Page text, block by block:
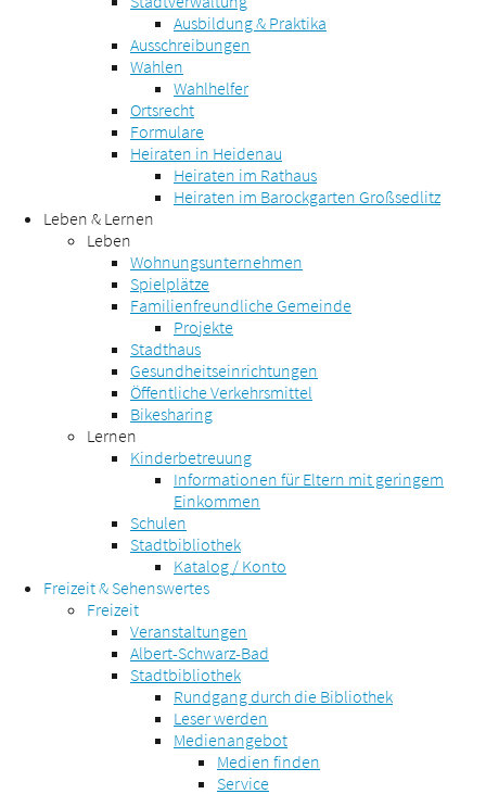
Ausbildung & Praktika
Ausschreibungen
Wahlen
Wahlhelfer
Ortsrecht
Formulare
Heiraten in Heidenau
Heiraten im Rathaus
Heiraten im Barockgarten Großsedlitz
Leben & Lernen
Leben
Wohnungsunternehmen
Spielplätze
Familienfreundliche Gemeinde
Projekte
Stadthaus
Gesundheitseinrichtungen
Öffentliche Verkehrsmittel
Bikesharing
Lernen
Kinderbetreuung
Informationen für Eltern mit geringem
Einkommen
Schulen
Stadtbibliothek
Katalog / Konto
Freizeit & Sehenswertes
Freizeit
Veranstaltungen
Albert-Schwarz-Bad
Stadtbibliothek
Rundgang durch die Bibliothek
Leser werden
Medienangebot
Medien finden
Service